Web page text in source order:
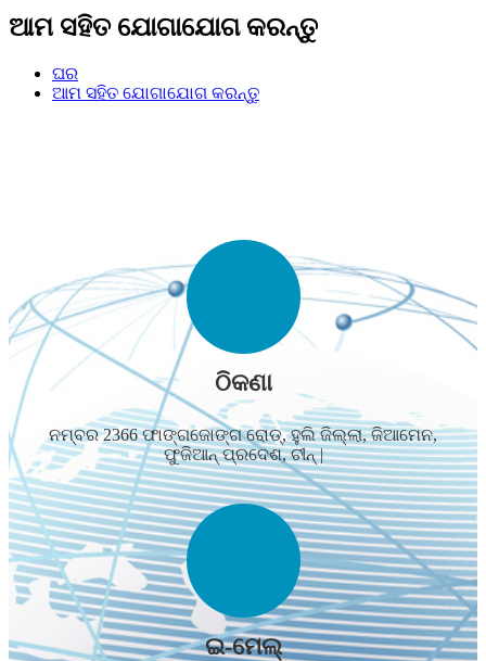
ଆମ ସହିତ ଯୋଗାଯୋଗ କରନ୍ତୁ
ଘର
ଆମ ସହିତ ଯୋଗାଯୋଗ କରନ୍ତୁ
ଠିକଣା
ନମ୍ବର 2366 ଫାଙ୍ଗଜୋଙ୍ଗ ରୋଡ୍, ହୁଲି ଜିଲ୍ଲା, ଜିଆମେନ,
ଫୁଜିଆନ୍ ପ୍ରଦେଶ, ଚୀନ୍ |
ଇ-ମେଲ୍